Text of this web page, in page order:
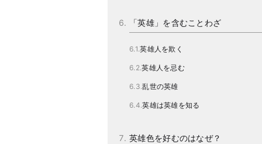
「英雄」を含むことわざ
英雄人を欺く
英雄人を忌む
乱世の英雄
英雄は英雄を知る
英雄色を好むのはなぜ？